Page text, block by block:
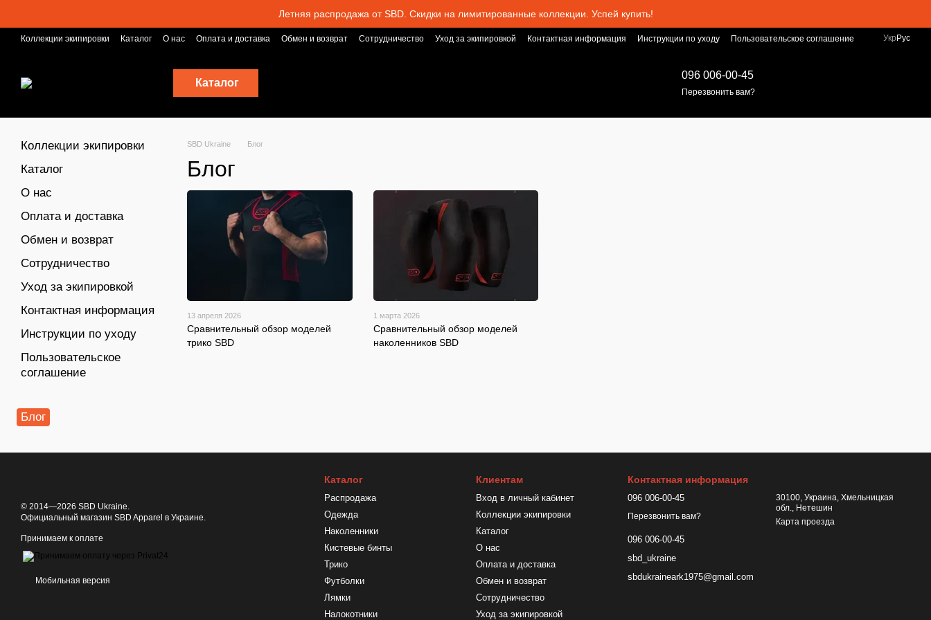
Летняя распродажа от SBD. Скидки на лимитированные коллекции. Успей купить!
Коллекции экипировки Каталог О нас Оплата и доставка Обмен и возврат Сотрудничество Уход за экипировкой Контактная информация Инструкции по уходу
Пользовательское соглашение
Укр Рус
Каталог
096 006-00-45
Перезвонить вам?
SBD Ukraine Блог
Блог
13 апреля 2026
Сравнительный обзор моделей
трико SBD
1 марта 2026
Сравнительный обзор моделей
наколенников SBD
Коллекции экипировки
Каталог
О нас
Оплата и доставка
Обмен и возврат
Сотрудничество
Уход за экипировкой
Контактная информация
Инструкции по уходу
Пользовательское
соглашение
Блог
© 2014—2026 SBD Ukraine.
Официальный магазин SBD Apparel в Украине.
Принимаем к оплате
Мобильная версия
Каталог
Распродажа
Одежда
Наколенники
Кистевые бинты
Трико
Футболки
Лямки
Налокотники
Клиентам
Вход в личный кабинет
Коллекции экипировки
Каталог
О нас
Оплата и доставка
Обмен и возврат
Сотрудничество
Уход за экипировкой
Контактная информация
096 006-00-45
Перезвонить вам?
096 006-00-45
sbd_ukraine
sbdukraineark1975@gmail.com
30100, Украина, Хмельницкая
обл., Нетешин
Карта проезда